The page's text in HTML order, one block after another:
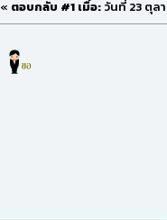
« ตอบกลับ #1 เมื่อ: วันที่ 23 ตุล